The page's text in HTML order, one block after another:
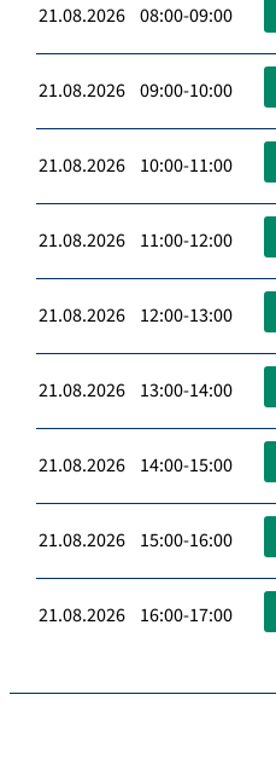
21.08.2026 08:00-09:00
21.08.2026 09:00-10:00
21.08.2026 10:00-11:00
21.08.2026 11:00-12:00
21.08.2026 12:00-13:00
21.08.2026 13:00-14:00
21.08.2026 14:00-15:00
21.08.2026 15:00-16:00
21.08.2026 16:00-17:00